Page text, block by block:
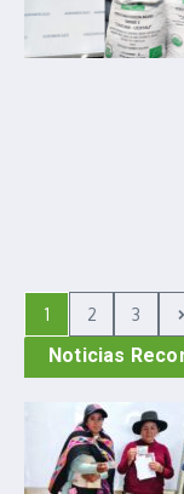
1 2 3
Noticias